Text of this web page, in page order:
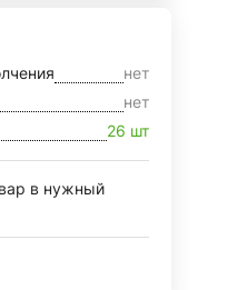
нет
нет
26 шт
в нужный